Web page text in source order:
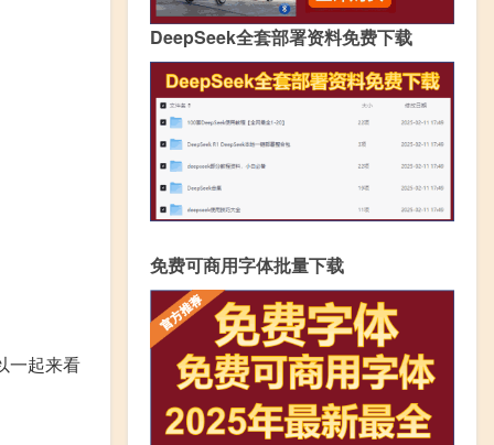
一起来看
DeepSeek全套部署资料免费下载
免费可商用字体批量下载